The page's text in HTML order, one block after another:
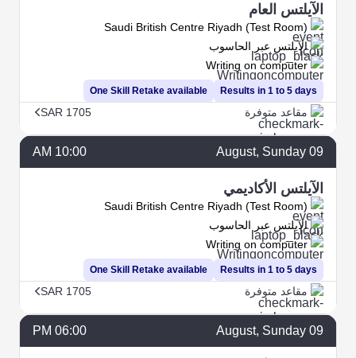
الآيلتس العام
Saudi British Centre Riyadh (Test Room)
Results in 1 to 5 days
الآيلتس عبر الحاسوب
Writing on computer
One Skill Retake available
مقاعد متوفرة SAR 1705
09
August, Sunday
10:00 AM
الآيلتس الأكاديمي
Saudi British Centre Riyadh (Test Room)
Results in 1 to 5 days
الآيلتس عبر الحاسوب
Writing on computer
One Skill Retake available
مقاعد متوفرة SAR 1705
09
August, Sunday
06:00 PM